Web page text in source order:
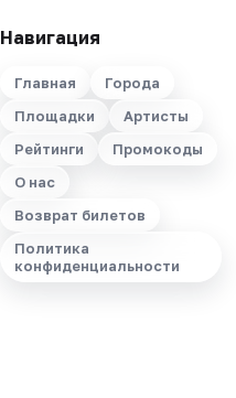
Навигация
Главная
Города
Площадки
Артисты
Рейтинги
Промокоды
О нас
Возврат билетов
Политика
конфиденциальности